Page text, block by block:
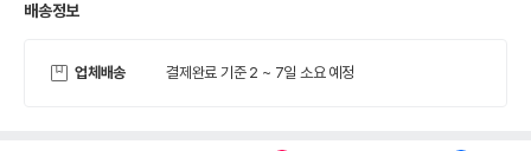
배송정보
업체배송 결제완료 기준 2 ~ 7일 소요 예정